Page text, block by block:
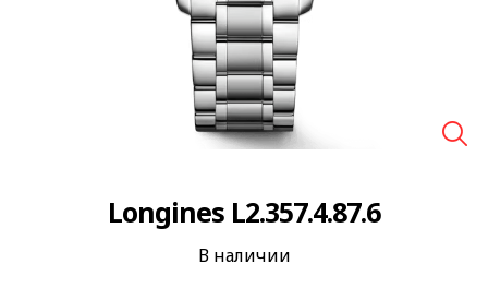
Longines L2.357.4.87.6
В наличии